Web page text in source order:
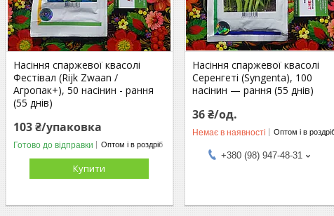
Насіння спаржевої квасолі
Фестівал (Rijk Zwaan /
Агропак+), 50 насінин - рання
(55 днів)
103 ₴/упаковка
Готово до відправки Оптом і в роздріб
Купити
Насіння спаржевої квасолі
Серенгеті (Syngenta), 100
насінин — рання (55 днів)
36 ₴/од.
Немає в наявності Оптом і в
+380 (98) 947-48-31